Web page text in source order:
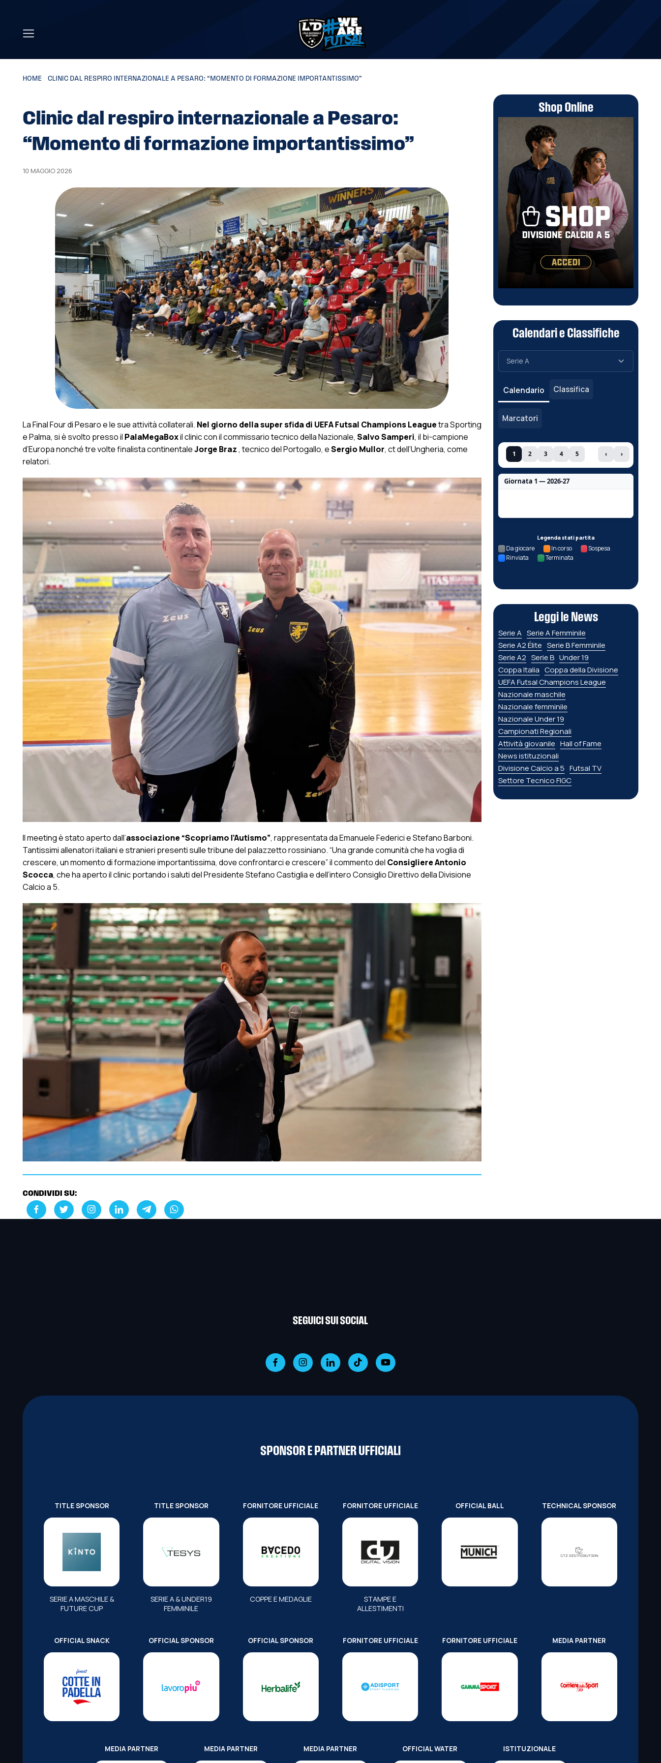
HOME CLINIC DAL RESPIRO INTERNAZIONALE A PESARO: “MOMENTO DI FORMAZIONE IMPORTANTISSIMO”
Clinic dal respiro internazionale a Pesaro:
“Momento di formazione importantissimo”
10 MAGGIO 2026
La Final Four di Pesaro e le sue attività collaterali. Nel giorno della super sfida di UEFA Futsal Champions Leaguetra Sporting
e Palma, si è svolto presso il PalaMegaBoxil clinic con il commissario tecnico della Nazionale, Salvo Samperi, il bi-campione
d’Europa nonché tre volte finalista continentaleJorge Braz, tecnico del Portogallo, eSergio Mullor, ct dell’Ungheria, come
relatori.
Il meeting è stato aperto dall’associazione “Scopriamo l’Autismo”, rappresentata da Emanuele Federici e Stefano Barboni.
Tantissimi allenatori italiani e stranieri presenti sulle tribune del palazzetto rossiniano. “Una grande comunità che ha voglia di
crescere, un momento di formazione importantissima, dove confrontarci e crescere” il commento del Consigliere Antonio
Scocca, che ha aperto il clinic portando i saluti del Presidente Stefano Castiglia e dell’intero Consiglio Direttivo della Divisione
Calcio a 5.
CONDIVIDI SU:
Shop Online
Calendari e Classifiche
Calendario Classifica
Marcatori
1 2 3 4 5 ‹ ›
Giornata 1 — 2026-27
Legenda stati partita
Da giocare In corso
Sospesa
Rinviata
Terminata
Leggi le News
Serie A Serie A Femminile
Serie A2 Élite Serie B Femminile
Serie A2 Serie B Under 19
Coppa Italia Coppa della Divisione
UEFA Futsal Champions League
Nazionale maschile
Nazionale femminile
Nazionale Under 19
Campionati Regionali
Attività giovanile Hall of Fame
News istituzionali
Divisione Calcio a 5 Futsal TV
Settore Tecnico FIGC
SEGUICI SUI SOCIAL
SPONSOR E PARTNER UFFICIALI
TITLE SPONSOR
SERIE A MASCHILE &
FUTURE CUP
TITLE SPONSOR
SERIE A & UNDER19
FEMMINILE
FORNITORE UFFICIALE
COPPE E MEDAGLIE
FORNITORE UFFICIALE
STAMPE E
ALLESTIMENTI
OFFICIAL BALL TECHNICAL SPONSOR
OFFICIAL SNACK OFFICIAL SPONSOR OFFICIAL SPONSOR FORNITORE UFFICIALE FORNITORE UFFICIALE MEDIA PARTNER
MEDIA PARTNER MEDIA PARTNER MEDIA PARTNER OFFICIAL WATER ISTITUZIONALE